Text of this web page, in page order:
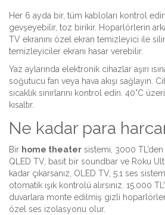
Her 6 ayda bir, tüm kabloları kontrol
gevşeyebilir, toz birikir. Hoparlörlerin
TV ekranını özel ekran temizleyici ile
temizleyiciler ekranı hasar verebilir.
Yaz aylarında elektronik cihazlar aşırı
soğutucu fan veya hava akışı sağlayın.
sıcaklık sınırlarını kontrol edin. 40°C
kısaltır.
Ne kadar para
Bir home theater sistemi, 3000
QLED TV, basit bir soundbar ve Roku
kadar çıkarsanız, OLED TV, 5.1 ses
otomatik ışık kontrolü alırsınız. 15.000
duvarlara monte edilmiş gizli hoparlörler,
özel ses izolasyonu olur.